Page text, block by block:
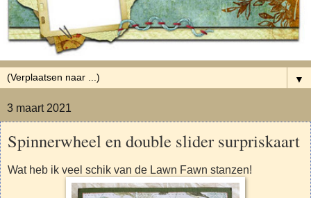
▼
3 maart 2021
Spinnerwheel en double slider surpriskaart
Wat heb ik veel schik van de Lawn Fawn stanzen!